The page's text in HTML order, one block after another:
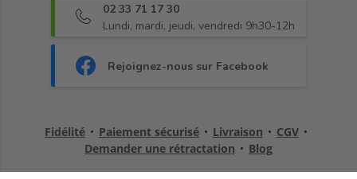
02 33 71 17 30
Lundi, mardi, jeudi, vendredi 9h30-12h
Rejoignez-nous sur Facebook
Fidélité • Paiement sécurisé • Livraison • CGV •
Demander une rétractation • Blog